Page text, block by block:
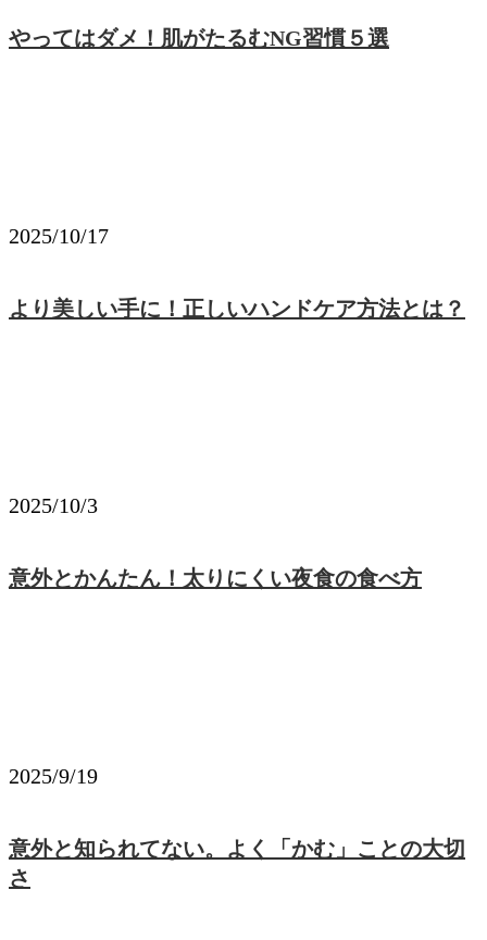
やってはダメ！肌がたるむNG習慣５選
2025/10/17
より美しい手に！正しいハンドケア方法とは？
2025/10/3
意外とかんたん！太りにくい夜食の食べ方
2025/9/19
意外と知られてない。よく「かむ」ことの大切
さ